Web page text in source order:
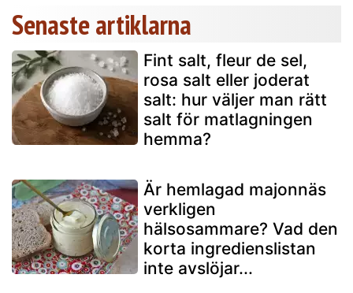
Senaste artiklarna
Fint salt, fleur de sel,
rosa salt eller joderat
salt: hur väljer man rätt
salt för matlagningen
hemma?
Är hemlagad majonnäs
verkligen
hälsosammare? Vad den
korta ingredienslistan
inte avslöjar...